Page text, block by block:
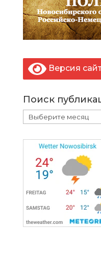
Версия
Поиск
Поиск
публикаций
по
периодам